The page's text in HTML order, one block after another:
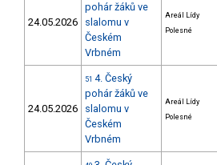
24.05.2026
pohár žáků ve
slalomu v
Českém
Vrbném
Areál Lídy
Polesné
24.05.2026
51 4. Český
pohár žáků ve
slalomu v
Českém
Vrbném
Areál Lídy
Polesné